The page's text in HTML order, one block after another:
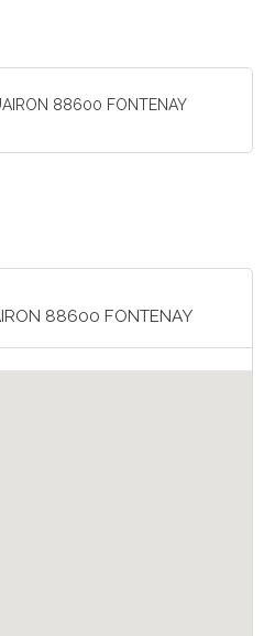
88600 FONTENAY
88600 FONTENAY